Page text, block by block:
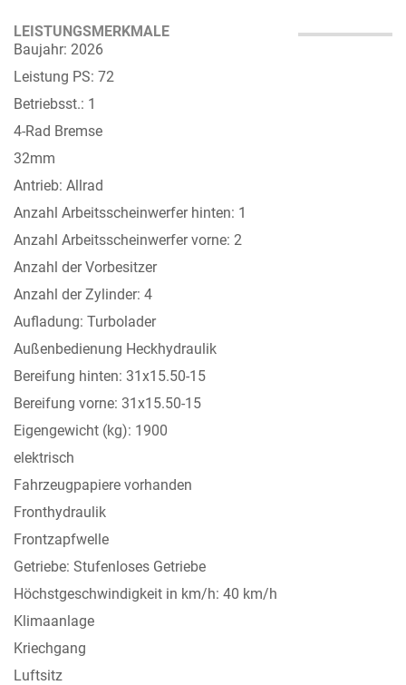
LEISTUNGSMERKMALE
Baujahr: 2026
Leistung PS: 72
Betriebsst.: 1
4-Rad Bremse
32mm
Antrieb: Allrad
Anzahl Arbeitsscheinwerfer hinten: 1
Anzahl Arbeitsscheinwerfer vorne: 2
Anzahl der Vorbesitzer
Anzahl der Zylinder: 4
Aufladung: Turbolader
Außenbedienung Heckhydraulik
Bereifung hinten: 31x15.50-15
Bereifung vorne: 31x15.50-15
Eigengewicht (kg): 1900
elektrisch
Fahrzeugpapiere vorhanden
Fronthydraulik
Frontzapfwelle
Getriebe: Stufenloses Getriebe
Höchstgeschwindigkeit in km/h: 40 km/h
Klimaanlage
Kriechgang
Luftsitz